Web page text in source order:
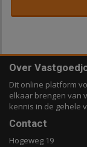
Over
Dit online platform
elkaar brengen van
kennis in de gehele
Contact
Hogeweg 19